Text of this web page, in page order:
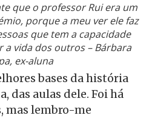
que o professor Rui era um
porque a meu ver ele faz
que tem a capacidade
a vida dos outros – Bárbara
ex-aluna
bases da história
das aulas dele. Foi há
mas lembro-me